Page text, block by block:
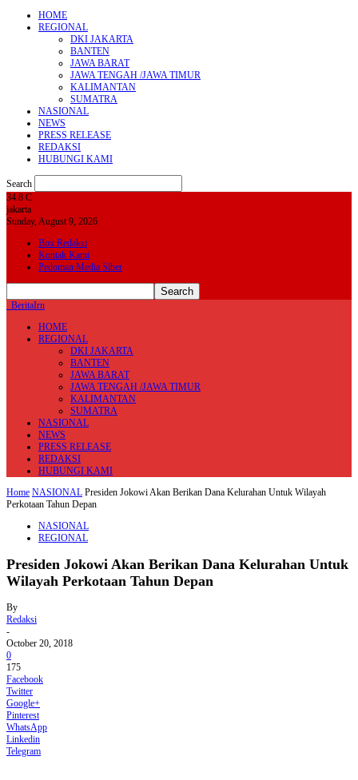
HOME
REGIONAL
DKI JAKARTA
BANTEN
JAWA BARAT
JAWA TENGAH /JAWA TIMUR
KALIMANTAN
SUMATRA
NASIONAL
NEWS
PRESS RELEASE
REDAKSI
HUBUNGI KAMI
Search
34.8 C
jakarta
Sunday, August 9, 2026
Box Redaksi
Kontak Kami
Pedoman Media Siber
BeritaIrn
HOME
REGIONAL
DKI JAKARTA
BANTEN
JAWA BARAT
JAWA TENGAH /JAWA TIMUR
KALIMANTAN
SUMATRA
NASIONAL
NEWS
PRESS RELEASE
REDAKSI
HUBUNGI KAMI
Home NASIONAL Presiden Jokowi Akan Berikan Dana Kelurahan Untuk Wilayah
Perkotaan Tahun Depan
NASIONAL
REGIONAL
Presiden Jokowi Akan Berikan Dana Kelurahan Untuk
Wilayah Perkotaan Tahun Depan
By
Redaksi
-
October 20, 2018
0
175
Facebook
Twitter
Google+
Pinterest
WhatsApp
Linkedin
Telegram